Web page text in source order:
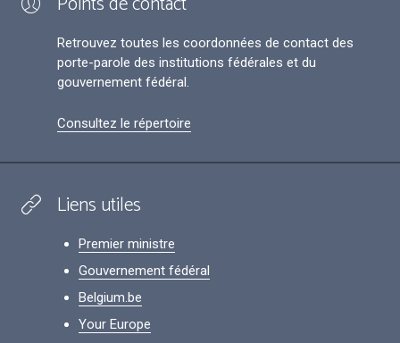
Retrouvez toutes les coordonnées de contact des
porte-parole des institutions fédérales et du
gouvernement fédéral.
Consultez le répertoire
Liens utiles
Premier ministre
Gouvernement fédéral
Belgium.be
Your Europe